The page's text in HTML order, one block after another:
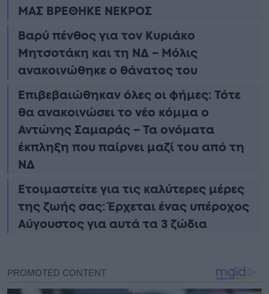
ΜΑΣ ΒΡΕΘΗΚΕ ΝΕΚΡΟΣ
Βαρύ πένθος για τον Κυριάκο
Μητσοτάκη και τη ΝΔ – Μόλις
ανακοινώθηκε ο θάνατος του
Επιβεβαιώθηκαν όλες οι φήμες: Τότε
θα ανακοινώσει το νέο κόμμα ο
Αντώνης Σαμαράς – Τα ονόματα
έκπληξη που παίρνει μαζί του από τη
ΝΔ
Ετοιμαστείτε για τις καλύτερες μέρες
της ζωής σας: Έρχεται ένας υπέροχος
Αύγουστος για αυτά τα 3 ζώδια